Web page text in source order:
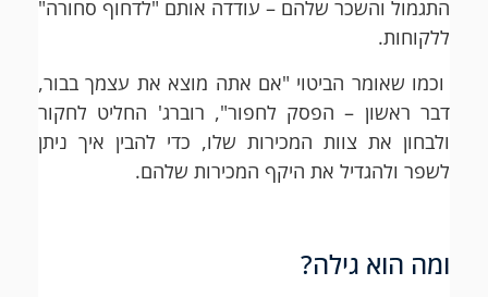
התגמול והשכר שלהם – עודדה אותם "לדחוף סחורה"
ללקוחות.
וכמו שאומר הביטוי "אם אתה מוצא את עצמך בבור,
דבר ראשון – הפסק לחפור", רוברג' החליט לחקור
ולבחון את צוות המכירות שלו, כדי להבין איך ניתן
לשפר ולהגדיל את היקף המכירות שלהם.
ומה הוא גילה?